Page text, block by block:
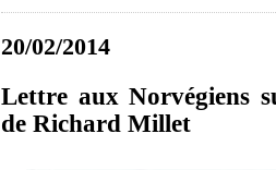
20/02/2014
Lettre aux Norvégiens
de Richard Millet